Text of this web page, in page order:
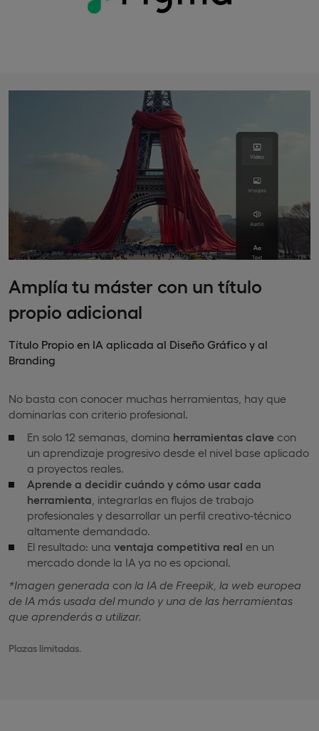
Amplía tu máster con un título
propio adicional
Título Propio en IA aplicada al Diseño Gráfico y al
Branding
No basta con conocer muchas herramientas, hay que
dominarlas con criterio profesional.
En solo 12 semanas, domina herramientas clave con
un aprendizaje progresivo desde el nivel base aplicado
a proyectos reales.
Aprende a decidir cuándo y cómo usar cada
herramienta , integrarlas en flujos de trabajo
profesionales y desarrollar un perfil creativo-técnico
altamente demandado.
El resultado: una ventaja competitiva real en un
mercado donde la IA ya no es opcional.
*Imagen generada con la IA de Freepik, la web europea
de IA más usada del mundo y una de las herramientas
que aprenderás a utilizar.
Plazas limitadas.